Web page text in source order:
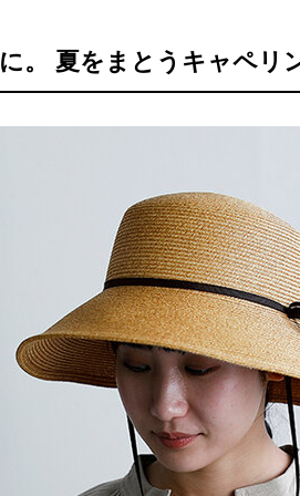
。 夏をまとうキャペリ